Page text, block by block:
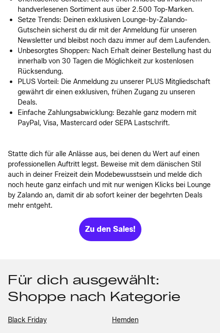
handverlesenen Sortiment aus über 2.500 Top-Marken.
Setze Trends: Deinen exklusiven Lounge-by-Zalando-
Gutschein sicherst du dir mit der Anmeldung für unseren
Newsletter und bleibst noch dazu immer auf dem Laufenden.
Unbesorgtes Shoppen: Nach Erhalt deiner Bestellung hast du
innerhalb von 30 Tagen die Möglichkeit zur kostenlosen
Rücksendung.
PLUS Vorteil: Die Anmeldung zu unserer PLUS Mitgliedschaft
gewährt dir einen exklusiven, frühen Zugang zu unseren
Deals.
Einfache Zahlungsabwicklung: Bezahle ganz modern mit
PayPal, Visa, Mastercard oder SEPA Lastschrift.
Statte dich für alle Anlässe aus, bei denen du Wert auf einen
professionellen Auftritt legst. Beweise mit dem dänischen Stil
auch in deiner Freizeit dein Modebewusstsein und melde dich
noch heute ganz einfach und mit nur wenigen Klicks bei Lounge
by Zalando an, damit dir ab sofort keiner der begehrten Deals
mehr entgeht.
Zu den Sales!
Für dich ausgewählt:
Shoppe nach Kategorie
Black Friday Hemden